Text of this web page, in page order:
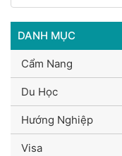
DANH MỤC
Cẩm Nang
Du Học
Hướng Nghiệp
Visa